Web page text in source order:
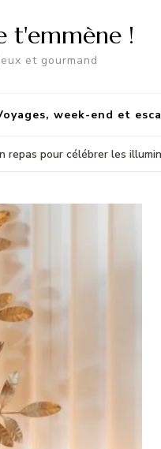
t'emmène !
et gourmand
week-end et
repas pour célébrer les